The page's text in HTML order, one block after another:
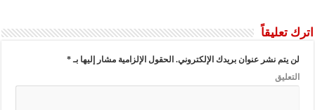
اترك تعليقاً
لن يتم نشر عنوان بريدك الإلكتروني. الحقول الإلزامية مشار إليها بـ*
التعليق